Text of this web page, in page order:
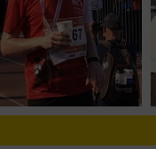
von Inhalten